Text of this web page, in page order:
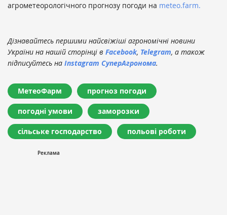
агрометеорологічного прогнозу погоди на meteo.farm.
Дізнавайтесь першими найсвіжіші агрономічні новини
України на нашій сторінці в Facebook, Telegram, а також
підписуйтесь на Instagram СуперАгронома.
МетеоФарм прогноз погоди
погодні умови заморозки
сільське господарство польові роботи